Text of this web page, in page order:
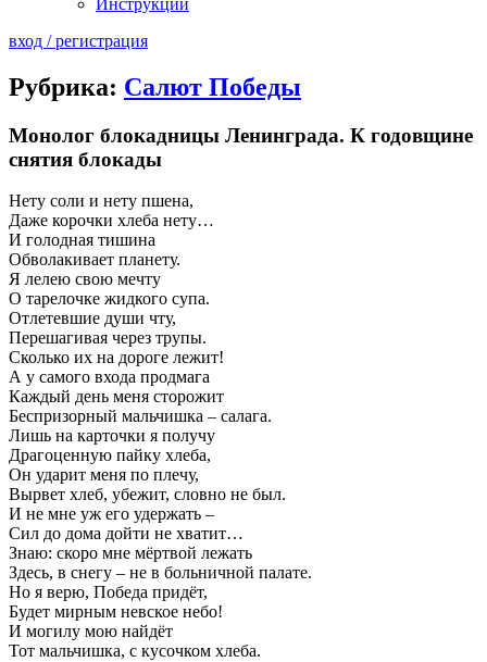
вход / регистрация
Рубрика: Салют Победы
Монолог блокадницы Ленинграда. К годовщине
снятия блокады
Нету соли и нету пшена,
Даже корочки хлеба нету…
И голодная тишина
Обволакивает планету.
Я лелею свою мечту
О тарелочке жидкого супа.
Отлетевшие души чту,
Перешагивая через трупы.
Сколько их на дороге лежит!
А у самого входа продмага
Каждый день меня сторожит
Беспризорный мальчишка – салага.
Лишь на карточки я получу
Драгоценную пайку хлеба,
Он ударит меня по плечу,
Вырвет хлеб, убежит, словно не был.
И не мне уж его удержать –
Сил до дома дойти не хватит…
Знаю: скоро мне мёртвой лежать
Здесь, в снегу – не в больничной палате.
Но я верю, Победа придёт,
Будет мирным невское небо!
И могилу мою найдёт
Тот мальчишка, с кусочком хлеба.